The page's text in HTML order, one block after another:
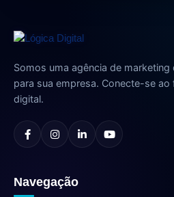
Somos uma agência de
para sua empresa. Conecte-se
digital.
Navegação